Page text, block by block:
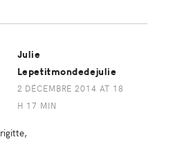
Julie
Lepetitmondedejulie
2 DÉCEMBRE 2014 AT 18
H 17 MIN